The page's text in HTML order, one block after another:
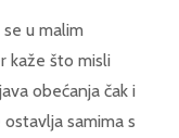
u malim
kaže što misli
obećanja čak i
samima s